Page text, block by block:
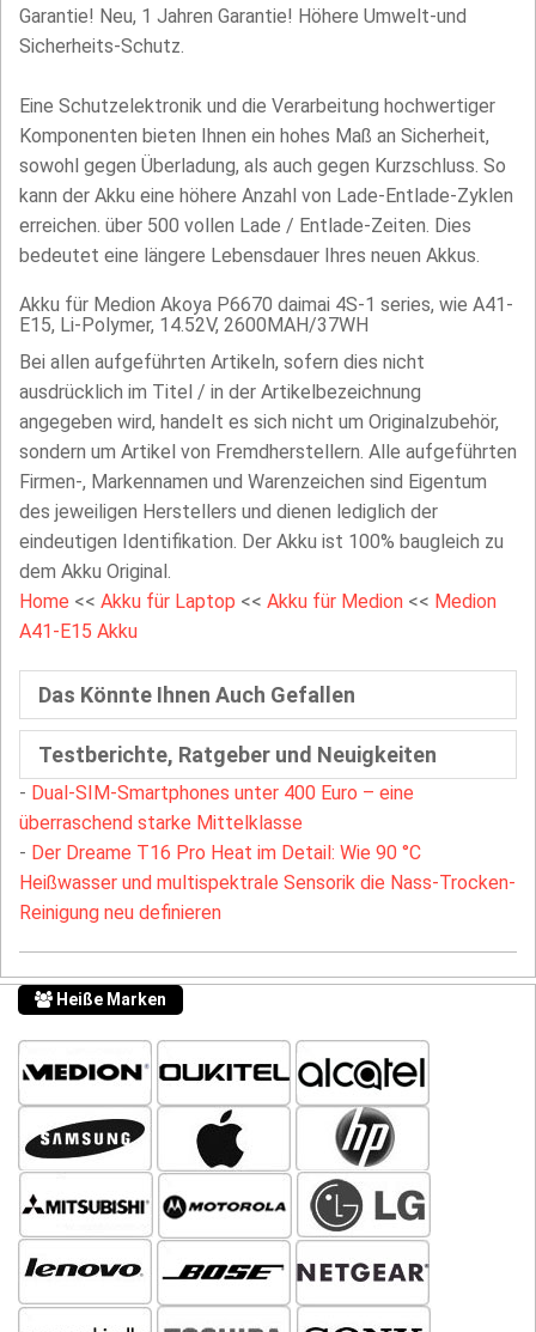
Garantie! Neu, 1 Jahren Garantie! Höhere Umwelt-und
Sicherheits-Schutz.
Eine Schutzelektronik und die Verarbeitung hochwertiger
Komponenten bieten Ihnen ein hohes Maß an Sicherheit,
sowohl gegen Überladung, als auch gegen Kurzschluss. So
kann der Akku eine höhere Anzahl von Lade-Entlade-Zyklen
erreichen. über 500 vollen Lade / Entlade-Zeiten. Dies
bedeutet eine längere Lebensdauer Ihres neuen Akkus.
Akku für Medion Akoya P6670 daimai 4S-1 series, wie A41-
E15, Li-Polymer, 14.52V, 2600MAH/37WH
Bei allen aufgeführten Artikeln, sofern dies nicht
ausdrücklich im Titel / in der Artikelbezeichnung
angegeben wird, handelt es sich nicht um Originalzubehör,
sondern um Artikel von Fremdherstellern. Alle aufgeführten
Firmen-, Markennamen und Warenzeichen sind Eigentum
des jeweiligen Herstellers und dienen lediglich der
eindeutigen Identifikation. Der Akku ist 100% baugleich zu
dem Akku Original.
Home << Akku für Laptop << Akku für Medion << Medion
A41-E15 Akku
Das Könnte Ihnen Auch Gefallen
Testberichte, Ratgeber und Neuigkeiten
- Dual-SIM-Smartphones unter 400 Euro – eine
überraschend starke Mittelklasse
- Der Dreame T16 Pro Heat im Detail: Wie 90 °C
Heißwasser und multispektrale Sensorik die Nass-Trocken-
Reinigung neu definieren
Heiße Marken